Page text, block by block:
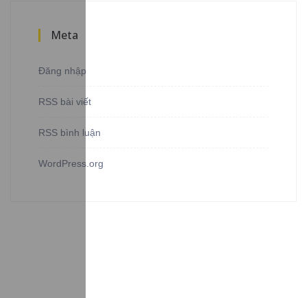
Meta
Đăng nhập
RSS bài viết
RSS bình luận
WordPress.org